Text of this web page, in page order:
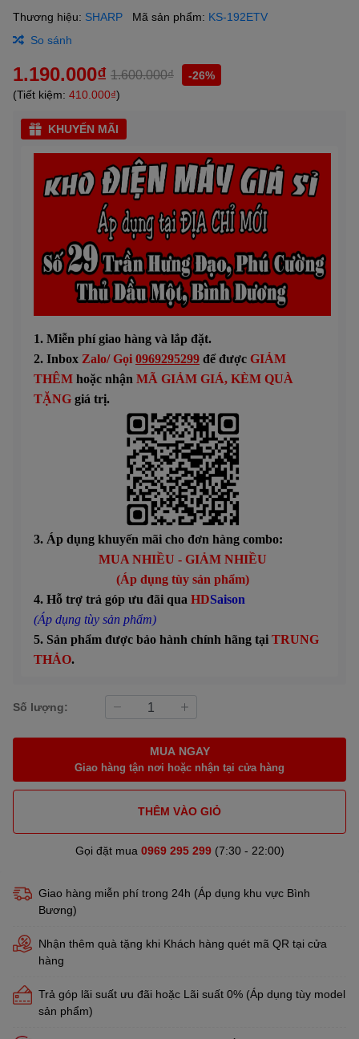
Thương hiệu: SHARP Mã sản phẩm: KS-192ETV
So sánh
1.190.000₫ 1.600.000₫
-26%
(Tiết kiệm: 410.000₫)
KHUYẾN MÃI
1. Miễn phí giao hàng và lắp đặt.
2. Inbox Zalo/ Gọi 0969295299 để được GIẢM
THÊM hoặc nhận MÃ GIẢM GIÁ, KÈM QUÀ
TẶNG giá trị.
3. Áp dụng khuyến mãi cho đơn hàng combo:
MUA NHIỀU - GIẢM NHIỀU
(Áp dụng tùy sản phẩm)
4. Hỗ trợ trả góp ưu đãi qua HDSaison
(Áp dụng tùy sản phẩm)
5. Sản phẩm được bảo hành chính hãng tại TRUNG
THẢO.
Số lượng:
MUA NGAY
Giao hàng tận nơi hoặc nhận tại cửa hàng
THÊM VÀO GIỎ
Gọi đặt mua 0969 295 299(7:30 - 22:00)
Giao hàng miễn phí trong 24h (Áp dụng khu vực Bình
Bương)
Nhận thêm quà tặng khi Khách hàng quét mã QR tại cửa
hàng
Trả góp lãi suất ưu đãi hoặc Lãi suất 0% (Áp dụng tùy model
sản phẩm)